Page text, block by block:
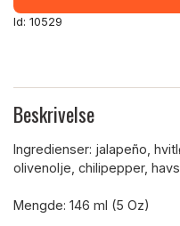
Id: 10529
Beskrivelse
Ingredienser: jalapeño,
olivenolje, chilipepper,
Mengde: 146 ml (5 Oz)